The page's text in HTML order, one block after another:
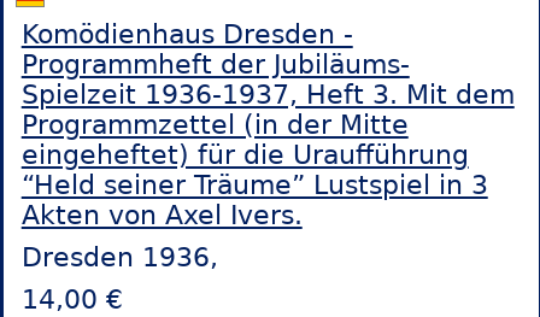
Komödienhaus Dresden -
Programmheft der Jubiläums-
Spielzeit 1936-1937, Heft 3. Mit dem
Programmzettel (in der Mitte
eingeheftet) für die Uraufführung
“Held seiner Träume” Lustspiel in 3
Akten von Axel Ivers.
Dresden 1936,
14,00 €